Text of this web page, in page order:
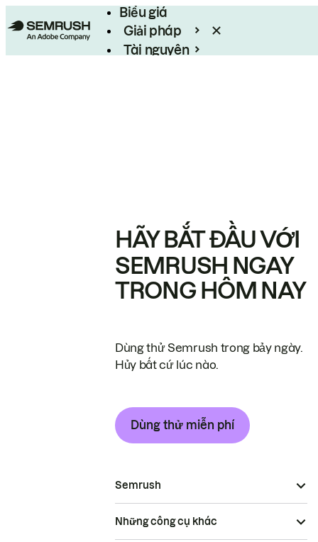
Biểu giá
Giải pháp
Tài nguyên
HÃY BẮT ĐẦU VỚI
SEMRUSH NGAY
TRONG HÔM NAY
Dùng thử Semrush trong bảy ngày.
Hủy bất cứ lúc nào.
Dùng thử miễn phí
Semrush
Những công cụ khác